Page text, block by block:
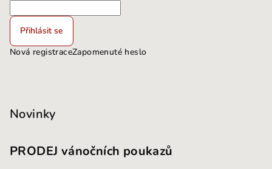
Přihlásit se
Nová registraceZapomenuté heslo
Novinky
PRODEJ vánočních poukazů